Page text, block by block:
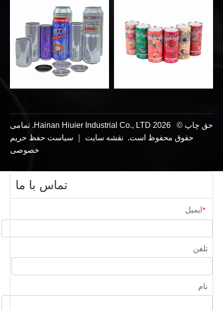
حق چاپ © 2026
Hainan Hiuier Industrial Co., LTD. تمامی
حقوق محفوظ است. نقشه سایت
سیاست حفظ حریم
خصوصی
تماس با ما
* ایمیل
تلفن
نام